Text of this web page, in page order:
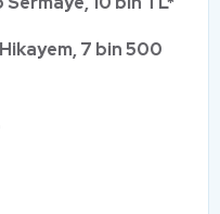
7 bin 500